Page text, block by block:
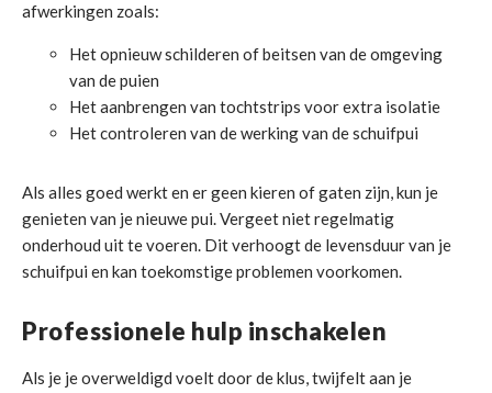
afwerkingen zoals:
Het opnieuw schilderen of beitsen van de omgeving
van de puien
Het aanbrengen van tochtstrips voor extra isolatie
Het controleren van de werking van de schuifpui
Als alles goed werkt en er geen kieren of gaten zijn, kun je
genieten van je nieuwe pui. Vergeet niet regelmatig
onderhoud uit te voeren. Dit verhoogt de levensduur van je
schuifpui en kan toekomstige problemen voorkomen.
Professionele hulp inschakelen
Als je je overweldigd voelt door de klus, twijfelt aan je